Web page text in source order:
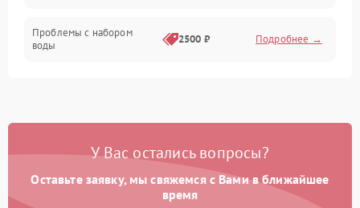
Проблемы с набором
воды
2500 ₽ Подробнее →
Замена платы управления 2200 ₽ Подробнее →
У Вас остались вопросы?
Оставьте заявку, мы свяжемся с Вами в ближайшее
время